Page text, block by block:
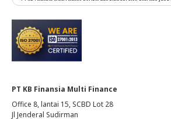
PT KB Finansia Multi Finance
Office 8, lantai 15, SCBD Lot 28
Jl Jenderal Sudirman